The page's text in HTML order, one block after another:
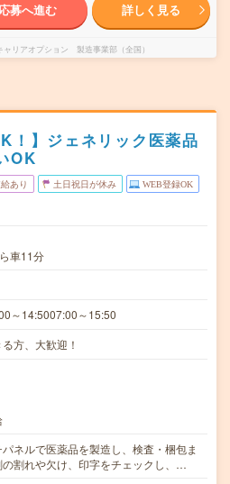
応募へ進む 詳しく見る
ャリアオプション 製造事業部（全国）
！】ジェネリック医薬品
OK
あり 土日祝日が休み WEB登録OK
車11分
～14:5007:00～15:50
方、大歓迎！
ネルで医薬品を製造し、検査・梱包ま
割れや欠け、印字をチェックし、…